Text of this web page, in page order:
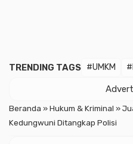
TRENDING TAGS #UMKM
Beranda »Hukum & Kriminal »
Kedungwuni Ditangkap Polisi